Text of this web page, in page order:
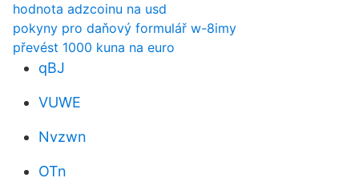
hodnota adzcoinu na usd
pokyny pro daňový formulář w-8imy
převést 1000 kuna na euro
qBJ
VUWE
Nvzwn
OTn